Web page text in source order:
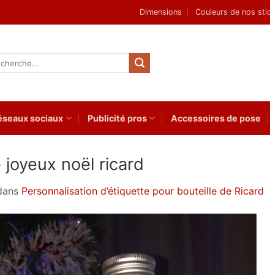
Dimensions Couleurs de nos
sociaux Publicité pros Accessoires de pose
noël ricard
Personnalisation d’étiquette pour bouteille de Ricard